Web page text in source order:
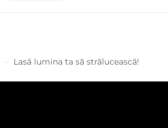
Lasă lumina ta să strălucească!